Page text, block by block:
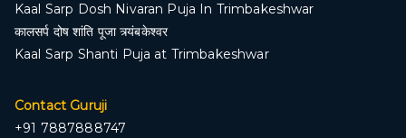
Kaal Sarp Dosh Nivaran Puja In Trimbakeshwar
कालसर्प दोष शांति पूजा त्र्यंबकेश्वर
Kaal Sarp Shanti Puja at Trimbakeshwar
Contact Guruji
+91 7887888747